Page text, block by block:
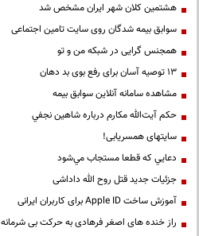
هشتمین کلان شهر ایران مشخص شد
سوابق بیمه شدگان روی سایت تامین اجتماعی
همجنس گرایی در شبکه من و تو
13 توصیه آسان برای رفع بوی بد دهان
مشاهده سامانه آنلاين سوابق بیمه
حكم آيت‌الله مكارم درباره شاهين نجفي
سایتهای همسریابی!
دعايي كه قطعا مستجاب مي‌شود
جزئیات جدید قتل روح الله داداشی
آموزش ساخت Apple ID برای کاربران ایرانی
راز خنده های اصغر فرهادی به حرکت بی